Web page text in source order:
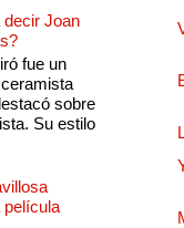
Joan
fue un
sobre
Su estilo
película